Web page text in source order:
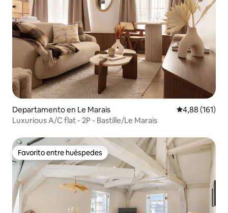
Departamento en Le Marais Calificación
4,88 (161)
Luxurious A/C flat - 2P - Bastille/Le Marais
Favorito entre huéspedes
Favorito entre huéspedes